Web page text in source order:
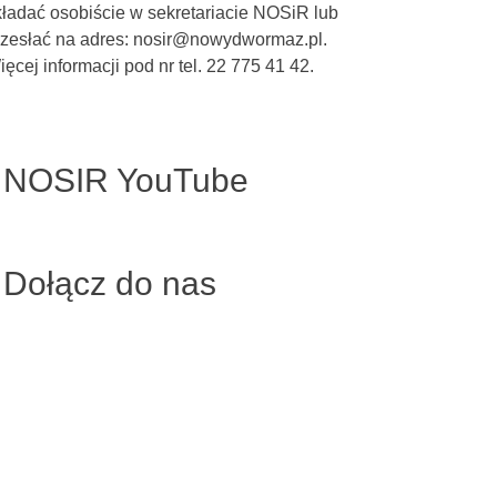
osobiście w sekretariacie NOSiR lub
na adres: nosir@nowydwormaz.pl.
informacji pod nr tel. 22 775 41 42.
NOSIR YouTube
Dołącz do nas